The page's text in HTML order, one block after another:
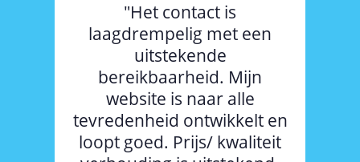
"Het contact is
laagdrempelig met een
uitstekende
bereikbaarheid. Mijn
website is naar alle
tevredenheid ontwikkelt en
loopt goed. Prijs/ kwaliteit